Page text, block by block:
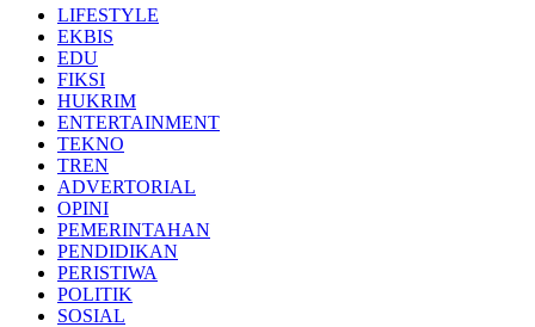
LIFESTYLE
EKBIS
EDU
FIKSI
HUKRIM
ENTERTAINMENT
TEKNO
TREN
ADVERTORIAL
OPINI
PEMERINTAHAN
PENDIDIKAN
PERISTIWA
POLITIK
SOSIAL